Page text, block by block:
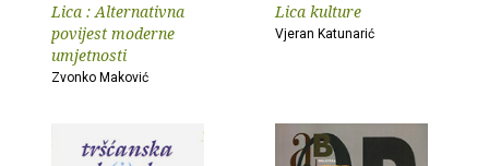
Lica : Alternativna
povijest moderne
umjetnosti
Zvonko Maković
Lica kulture
Vjeran Katunarić